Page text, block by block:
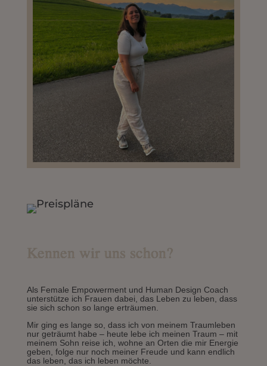
Kennen wir uns schon?
Als Female Empowerment und Human Design Coach
unterstütze ich Frauen dabei, das Leben zu leben, dass
sie sich schon so lange erträumen.
Mir ging es lange so, dass ich von meinem Traumleben
nur geträumt habe – heute lebe ich meinen Traum – mit
meinem Sohn reise ich, wohne an Orten die mir Energie
geben, folge nur noch meiner Freude und kann endlich
das leben, das ich leben möchte.